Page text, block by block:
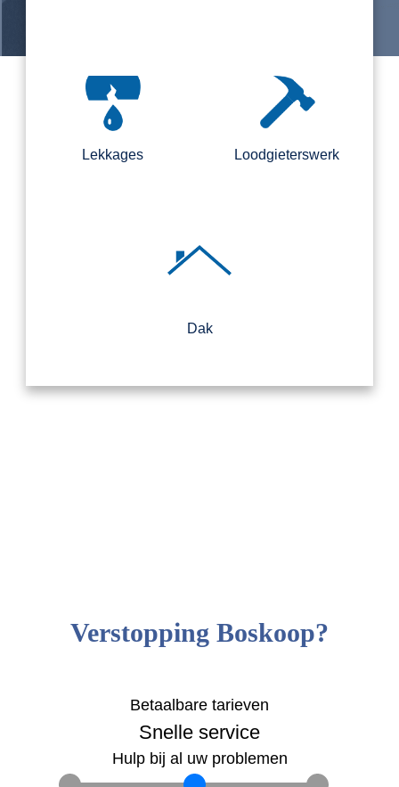
Lekkages Loodgieterswerk
Dak
Verstopping Boskoop?
Betaalbare tarieven
Snelle service
Hulp bij al uw problemen